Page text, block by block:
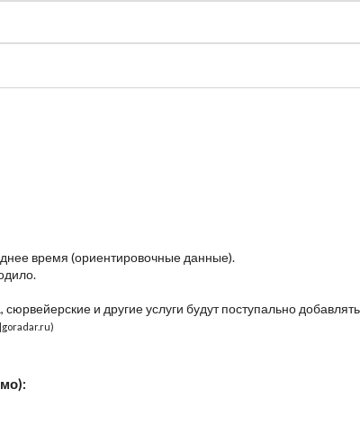
время (ориентировочные данные).
и другие услуги будут поступально